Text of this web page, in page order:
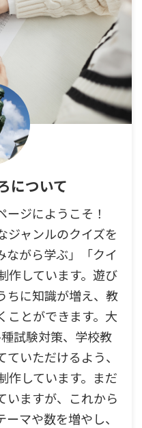
について
ージにようこそ！
ジャンルのクイズを
ながら学ぶ」「クイ
作しています。遊び
ちに知識が増え、教
ことができます。大
試験対策、学校教
いただけるよう、
作しています。まだ
いますが、これから
マや数を増やし、